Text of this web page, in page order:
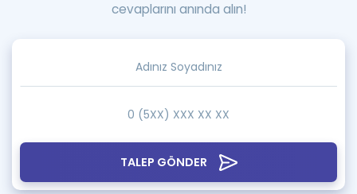
TALEP GÖNDER
cevaplarını anında alın!